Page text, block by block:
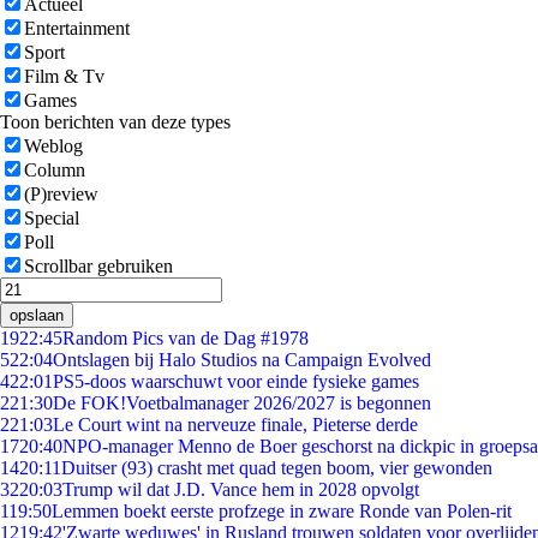
Actueel
Entertainment
Sport
Film & Tv
Games
Toon berichten van deze types
Weblog
Column
(P)review
Special
Poll
Scrollbar gebruiken
opslaan
1922:45Random Pics van de Dag #1978
522:04Ontslagen bij Halo Studios na Campaign Evolved
422:01PS5-doos waarschuwt voor einde fysieke games
221:30De FOK!Voetbalmanager 2026/2027 is begonnen
221:03Le Court wint na nerveuze finale, Pieterse derde
1720:40NPO-manager Menno de Boer geschorst na dickpic in
1420:11Duitser (93) crasht met quad tegen boom, vier gewonden
3220:03Trump wil dat J.D. Vance hem in 2028 opvolgt
119:50Lemmen boekt eerste profzege in zware Ronde van Polen-rit
1219:42'Zwarte weduwes' in Rusland trouwen soldaten voor